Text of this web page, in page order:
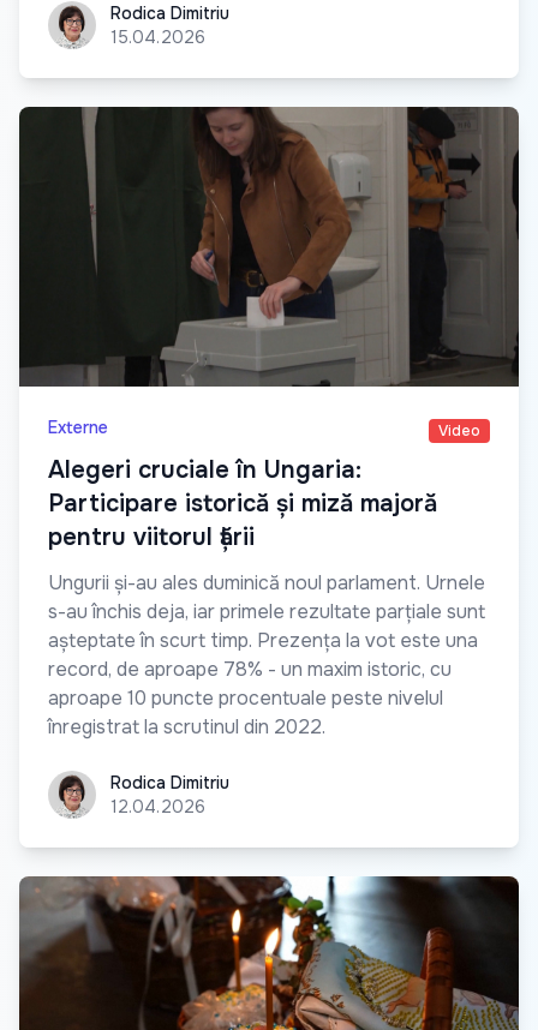
Rodica Dimitriu
Rodica Dimitriu
15.04.2026
Externe Video
Alegeri cruciale în Ungaria:
Participare istorică și miză majoră
pentru viitorul țării
Ungurii și-au ales duminică noul parlament. Urnele
s-au închis deja, iar primele rezultate parțiale sunt
așteptate în scurt timp. Prezența la vot este una
record, de aproape 78% - un maxim istoric, cu
aproape 10 puncte procentuale peste nivelul
înregistrat la scrutinul din 2022.
Rodica Dimitriu
Rodica Dimitriu
12.04.2026